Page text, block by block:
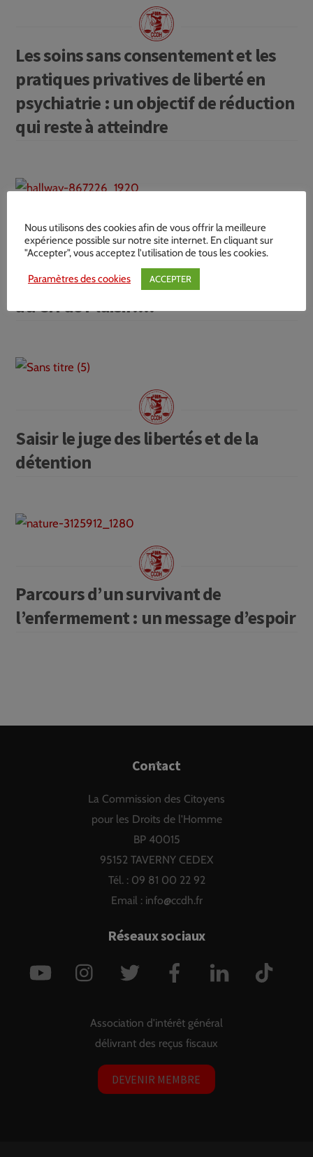
Les soins sans consentement et les
pratiques privatives de liberté en
psychiatrie : un objectif de réduction
qui reste à atteindre
573 jours d’isolement au CH de
Montesson… 228 jours d’isolement
au CH de Plaisir….
Saisir le juge des libertés et de la
détention
Parcours d’un survivant de
l’enfermement : un message d’espoir
Back
Top
Contact
La Commission des Citoyens
pour les Droits de l'Homme
BP 40015
95152 TAVERNY CEDEX
Tél. : 09 81 00 22 92
Email : info@ccdh.fr
Réseaux sociaux
YouTube Instagram Twitter Facebook LinkedIn
Association d'intérêt général
délivrant des reçus fiscaux
DEVENIR MEMBRE
Nous utilisons des cookies afin de vous offrir la meilleure
expérience possible sur notre site internet. En cliquant sur
"Accepter", vous acceptez l'utilisation de tous les cookies.
Paramètres des cookies ACCEPTER